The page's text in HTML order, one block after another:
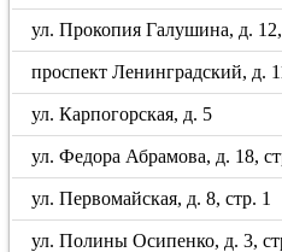
ул. Прокопия Галушина, д. 12,
проспект Ленинградский, д.
ул. Карпогорская, д. 5
ул. Федора Абрамова, д. 18,
ул. Первомайская, д. 8, стр. 1
ул. Полины Осипенко, д. 3,